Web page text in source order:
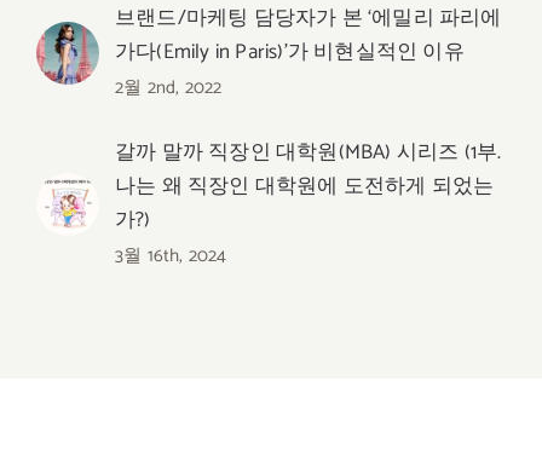
브랜드/마케팅 담당자가 본 ‘에밀리 파리에
가다(Emily in Paris)’가 비현실적인 이유
2월 2nd, 2022
갈까 말까 직장인 대학원(MBA) 시리즈 (1부.
나는 왜 직장인 대학원에 도전하게 되었는
가?)
3월 16th, 2024